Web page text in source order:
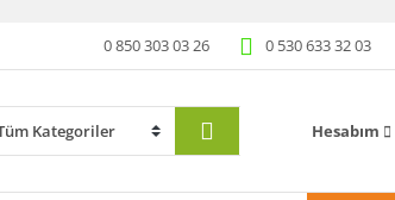
0 850 303 03 26 0 530 633 32 03
Hesabım